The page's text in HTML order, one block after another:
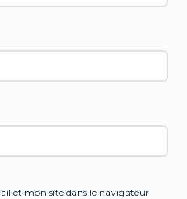
et mon site dans le navigateur